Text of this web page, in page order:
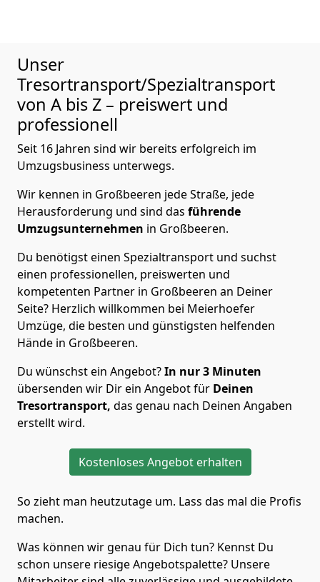
Unser
Tresortransport/Spezialtransport
von A bis Z – preiswert und
professionell
Seit 16 Jahren sind wir bereits erfolgreich im
Umzugsbusiness unterwegs.
Wir kennen in Großbeeren jede Straße, jede
Herausforderung und sind das führende
Umzugsunternehmen in Großbeeren.
Du benötigst einen Spezialtransport und suchst
einen professionellen, preiswerten und
kompetenten Partner in Großbeeren an Deiner
Seite? Herzlich willkommen bei Meierhoefer
Umzüge, die besten und günstigsten helfenden
Hände in Großbeeren.
Du wünschst ein Angebot?In nur 3 Minuten
übersenden wir Dir ein Angebot für Deinen
Tresortransport, das genau nach Deinen Angaben
erstellt wird.
Kostenloses Angebot erhalten
So zieht man heutzutage um. Lass das mal die Profis
machen.
Was können wir genau für Dich tun? Kennst Du
schon unsere riesige Angebotspalette? Unsere